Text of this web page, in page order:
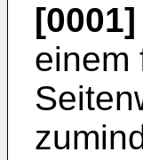
[0001]
einem